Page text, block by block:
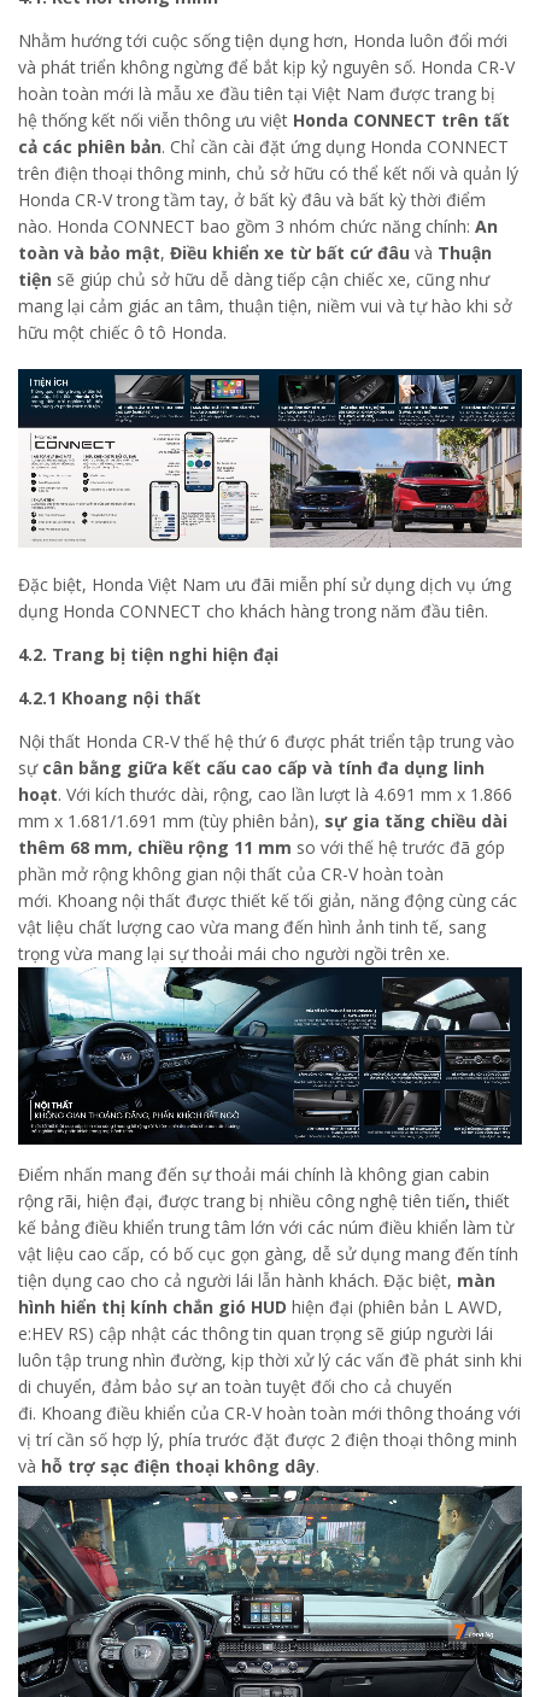
Nhằm hướng tới cuộc sống tiện dụng hơn, Honda luôn đổi mới
và phát triển không ngừng để bắt kịp kỷ nguyên số. Honda CR-V
hoàn toàn mới là mẫu xe đầu tiên tại Việt Nam được trang bị
hệ thống kết nối viễn thông ưu việt Honda CONNECT trên tất
cả các phiên bản. Chỉ cần cài đặt ứng dụng Honda CONNECT
trên điện thoại thông minh, chủ sở hữu có thể kết nối và quản lý
Honda CR-V trong tầm tay, ở bất kỳ đâu và bất kỳ thời điểm
nào. Honda CONNECT bao gồm 3 nhóm chức năng chính: An
toàn và bảo mật, Điều khiển xe từ bất cứ đâu và Thuận
tiện sẽ giúp chủ sở hữu dễ dàng tiếp cận chiếc xe, cũng như
mang lại cảm giác an tâm, thuận tiện, niềm vui và tự hào khi sở
hữu một chiếc ô tô Honda.
Đặc biệt, Honda Việt Nam ưu đãi miễn phí sử dụng dịch vụ ứng
dụng Honda CONNECT cho khách hàng trong năm đầu tiên.
4.2. Trang bị tiện nghi hiện đại
4.2.1 Khoang nội thất
Nội thất Honda CR-V thế hệ thứ 6 được phát triển tập trung vào
sự cân bằng giữa kết cấu cao cấp và tính đa dụng linh
hoạt. Với kích thước dài, rộng, cao lần lượt là 4.691 mm x 1.866
mm x 1.681/1.691 mm (tùy phiên bản), sự gia tăng chiều dài
thêm 68 mm, chiều rộng 11 mm so với thế hệ trước đã góp
phần mở rộng không gian nội thất của CR-V hoàn toàn
mới. Khoang nội thất được thiết kế tối giản, năng động cùng các
vật liệu chất lượng cao vừa mang đến hình ảnh tinh tế, sang
trọng vừa mang lại sự thoải mái cho người ngồi trên xe.
Điểm nhấn mang đến sự thoải mái chính là không gian cabin
rộng rãi, hiện đại, được trang bị nhiều công nghệ tiên tiến, thiết
kế bảng điều khiển trung tâm lớn với các núm điều khiển làm từ
vật liệu cao cấp, có bố cục gọn gàng, dễ sử dụng mang đến tính
tiện dụng cao cho cả người lái lẫn hành khách. Đặc biệt, màn
hình hiển thị kính chắn gió HUD hiện đại (phiên bản L AWD,
e:HEV RS) cập nhật các thông tin quan trọng sẽ giúp người lái
luôn tập trung nhìn đường, kịp thời xử lý các vấn đề phát sinh khi
di chuyển, đảm bảo sự an toàn tuyệt đối cho cả chuyến
đi. Khoang điều khiển của CR-V hoàn toàn mới thông thoáng với
vị trí cần số hợp lý, phía trước đặt được 2 điện thoại thông minh
và hỗ trợ sạc điện thoại không dây.